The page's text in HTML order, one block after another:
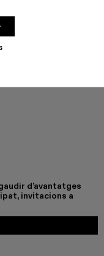
d’avantatges
invitacions a